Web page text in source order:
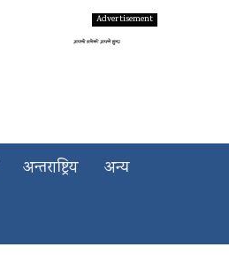
अन्तराष्ट्रिय अन्य